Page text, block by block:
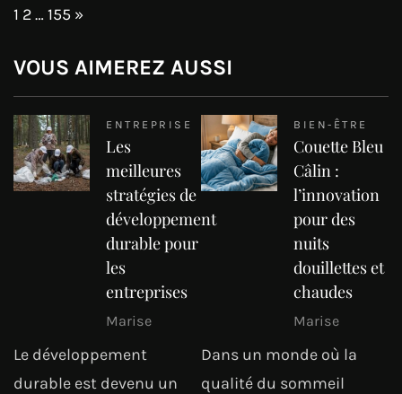
Page:
1 2…155 Next
»
VOUS AIMEREZ AUSSI
ENTREPRISE
Les
meilleures
stratégies de
développement
durable pour
les
entreprises
Marise
Le développement
durable est devenu un
BIEN-ÊTRE
Couette Bleu
Câlin :
l’innovation
pour des
nuits
douillettes et
chaudes
Marise
Dans un monde où la
qualité du sommeil